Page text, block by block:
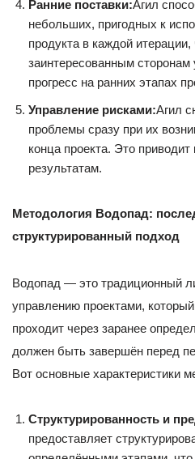
Ранние поставки:Агил
небольших, пригодных к
продукта в каждой итерации,
заинтересованным
прогресс на ранних этапах
Управление рисками:Агил
проблемы сразу при их
конца проекта. Это
результатам.
Методология Водопад:
структурированный подход
Водопад — это традиционный
управлению проектами,
проходит через заранее
должен быть завершён перед
Вот основные характеристики
Структурированность и
предоставляет